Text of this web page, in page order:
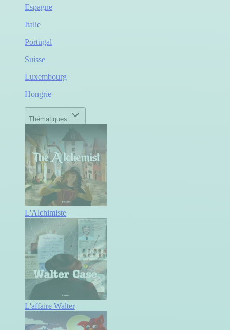
Espagne
Italie
Portugal
Suisse
Luxembourg
Hongrie
Thématiques
L'Alchimiste
L'affaire Walter